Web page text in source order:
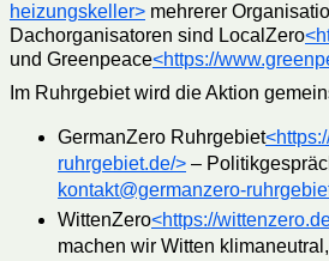
heizungskeller> mehrerer
Dachorganisatoren sind LocalZero
und Greenpeace<https://
Im Ruhrgebiet wird die Aktion
GermanZero Ruhrgebiet
ruhrgebiet.de/> –
kontakt@germanzero-
WittenZero<https://
machen wir Witten